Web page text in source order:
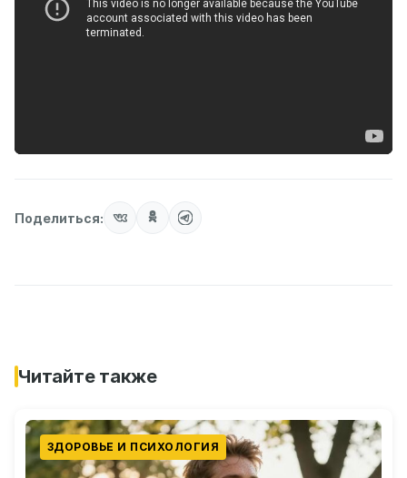
Поделиться:
Читайте также
ЗДОРОВЬЕ И ПСИХОЛОГИЯ